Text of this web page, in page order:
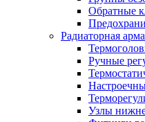
Обратные
Радиаторная
Ручные
Узлы